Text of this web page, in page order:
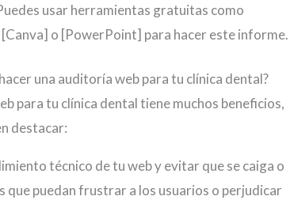
usar herramientas gratuitas como
o [PowerPoint] para hacer este informe.
una auditoría web para tu clínica dental?
para tu clínica dental tiene muchos beneficios,
destacar:
técnico de tu web y evitar que se caiga o
que puedan frustrar a los usuarios o perjudicar